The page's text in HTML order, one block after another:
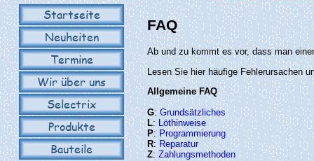
Startseite
Neuheiten
Termine
Wir über uns
Selectrix
Produkte
Bauteile
FAQ
Ab und zu kommt es vor, dass man
Lesen Sie hier häufige Fehlerursachen
Allgemeine FAQ
G:Grundsätzliches
L:Löthinweise
P: Programmierung
R: Reparatur
Z:Zahlungsmethoden